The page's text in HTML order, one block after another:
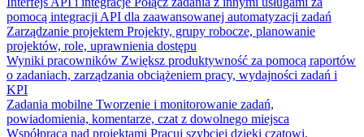
pomocą integracji API dla zaawansowanej automatyzacji zadań
Zarządzanie projektem Projekty, grupy robocze, planowanie
projektów, role, uprawnienia dostępu
Wyniki pracowników Zwiększ produktywność za pomocą raportów
o zadaniach, zarządzania obciążeniem pracy, wydajności zadań i
KPI
Zadania mobilne Tworzenie i monitorowanie zadań,
powiadomienia, komentarze, czat z dowolnego miejsca
Współpraca nad projektami Pracuj szybciej dzięki czatowi,